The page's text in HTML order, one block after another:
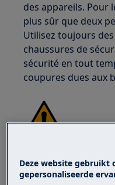
des appareils. Pour
plus sûr que deux
Utilisez toujours
chaussures de
sécurité en tout
coupures dues aux
Deze website gebruikt
gepersonaliseerde